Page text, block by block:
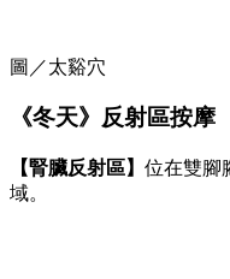
圖／太谿穴
《冬天》反射區按摩
【腎臟反射區】 位在雙腳
域。